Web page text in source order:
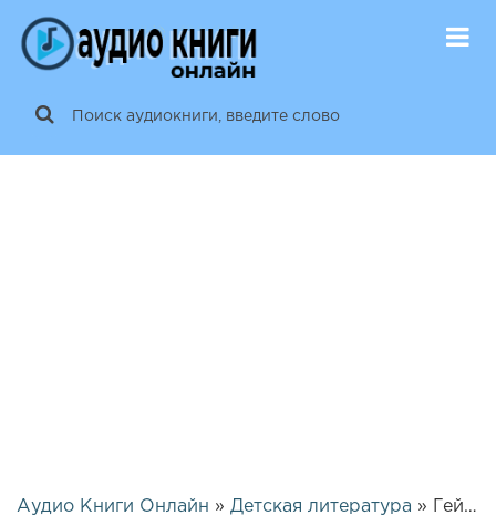
Аудио Книги Онлайн » Детская литература » Гейман Нил – Коралина | 25854